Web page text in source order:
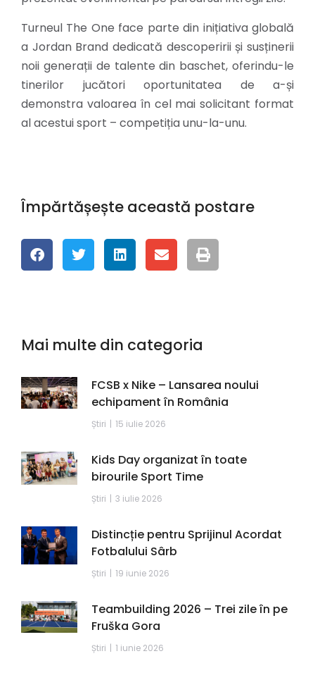
Turneul The One face parte din inițiativa globală
a Jordan Brand dedicată descoperirii și susținerii
noii generații de talente din baschet, oferindu-le
tinerilor jucători oportunitatea de a-și
demonstra valoarea în cel mai solicitant format
al acestui sport – competiția unu-la-unu.
Împărtășește această postare
Mai multe din categoria
FCSB x Nike – Lansarea noului
echipament în România
Știri 15 iulie 2026
Kids Day organizat în toate
birourile Sport Time
Știri 3 iulie 2026
Distincție pentru Sprijinul Acordat
Fotbalului Sârb
Știri 19 iunie 2026
Teambuilding 2026 – Trei zile în pe
Fruška Gora
Știri 1 iunie 2026